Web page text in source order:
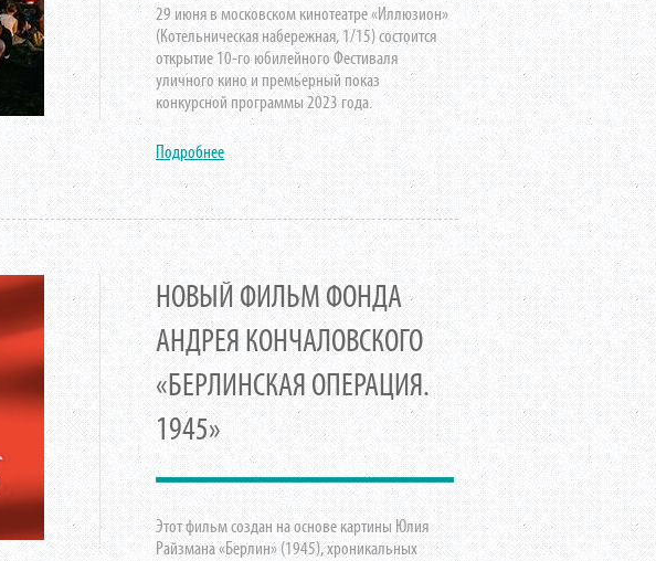
29 июня в московском кинотеатре «Иллюзион»
(Котельническая набережная, 1/15) состоится
открытие 10-го юбилейного Фестиваля
уличного кино и премьерный показ
конкурсной программы 2023 года.
Подробнее
НОВЫЙ ФИЛЬМ ФОНДА
АНДРЕЯ КОНЧАЛОВСКОГО
«БЕРЛИНСКАЯ ОПЕРАЦИЯ.
1945»
Этот фильм создан на основе картины Юлия
Райзмана «Берлин» (1945), хроникальных